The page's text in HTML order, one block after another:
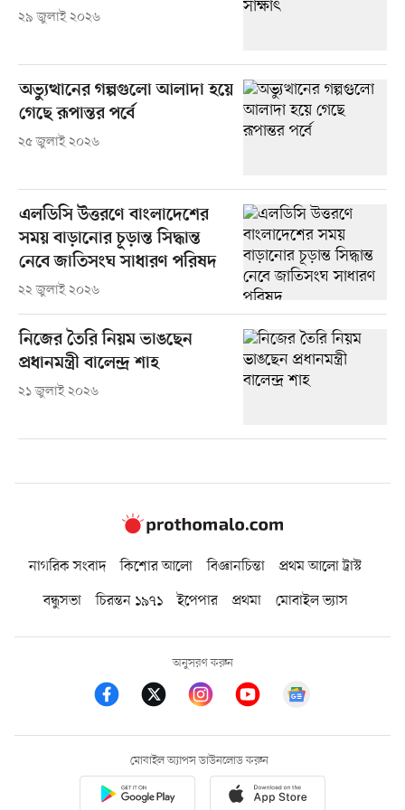
২৯ জুলাই ২০২৬
অভ্যুত্থানের গল্পগুলো আলাদা হয়ে
গেছে রূপান্তর পর্বে
২৫ জুলাই ২০২৬
এলডিসি উত্তরণে বাংলাদেশের
সময় বাড়ানোর চূড়ান্ত সিদ্ধান্ত
নেবে জাতিসংঘ সাধারণ পরিষদ
২২ জুলাই ২০২৬
নিজের তৈরি নিয়ম ভাঙছেন
প্রধানমন্ত্রী বালেন্দ্র শাহ
২১ জুলাই ২০২৬
নাগরিক সংবাদ কিশোর আলো বিজ্ঞানচিন্তা
প্রথম আলো ট্রাস্ট
বন্ধুসভা
চিরন্তন ১৯৭১ ইপেপার প্রথমা মোবাইল ভ্যাস
অনুসরণ করুন
মোবাইল অ্যাপস ডাউনলোড করুন